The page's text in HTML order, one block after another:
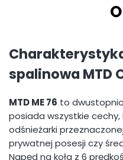
spalinowa MTD
MTD ME 76 to
posiada wszystkie
odśnieżarki
prywatnej posesji czy
Napęd na koła z 6